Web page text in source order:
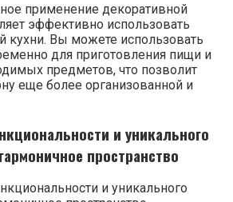
применение декоративной
эффективно использовать
кухни. Вы можете использовать
для приготовления пищи и
предметов, что позволит
еще более организованной и
и уникального
пространство